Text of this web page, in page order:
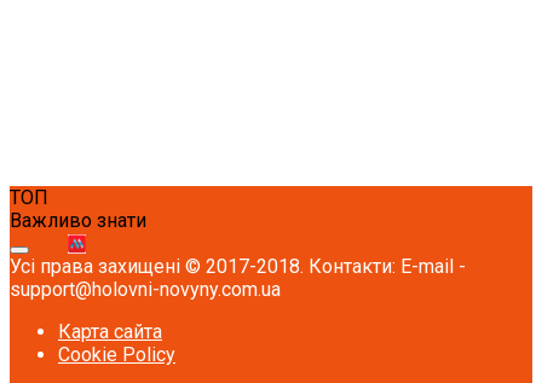
ТОП
Важливо знати
Усі права захищені © 2017-2018. Контакти: E-mail -
support@holovni-novyny.com.ua
Карта сайта
Cookie Policy